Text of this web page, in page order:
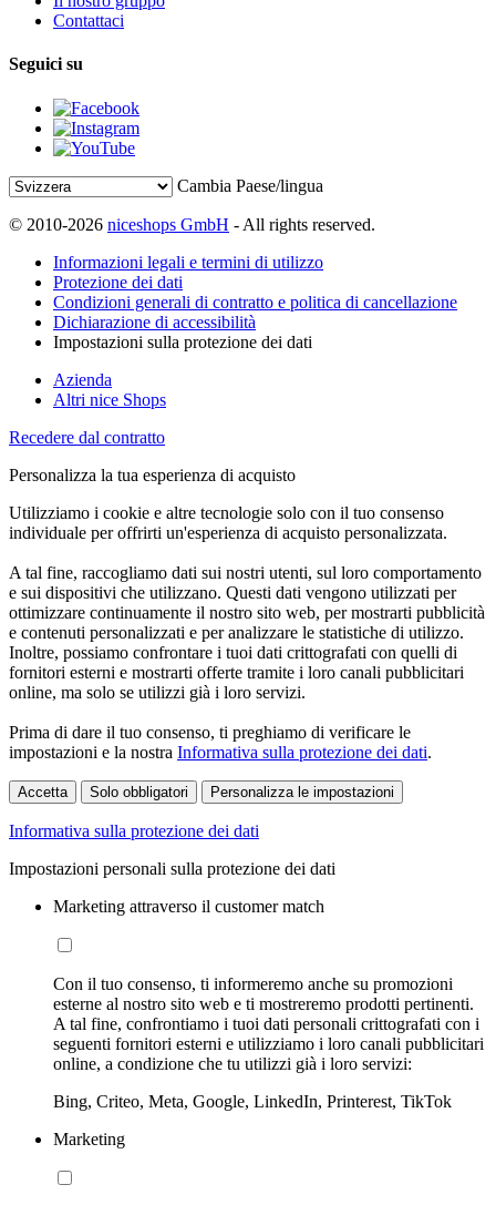
Contattaci
Seguici su
Cambia Paese/lingua
© 2010-2026 niceshops GmbH - All rights reserved.
Informazioni legali e termini di utilizzo
Protezione dei dati
Condizioni generali di contratto e politica di cancellazione
Dichiarazione di accessibilità
Impostazioni sulla protezione dei dati
Azienda
Altri nice Shops
Recedere dal contratto
Personalizza la tua esperienza di acquisto
Utilizziamo i cookie e altre tecnologie solo con il tuo consenso
individuale per offrirti un'esperienza di acquisto personalizzata.
A tal fine, raccogliamo dati sui nostri utenti, sul loro comportamento
e sui dispositivi che utilizzano. Questi dati vengono utilizzati per
ottimizzare continuamente il nostro sito web, per mostrarti pubblicità
e contenuti personalizzati e per analizzare le statistiche di utilizzo.
Inoltre, possiamo confrontare i tuoi dati crittografati con quelli di
fornitori esterni e mostrarti offerte tramite i loro canali pubblicitari
online, ma solo se utilizzi già i loro servizi.
Prima di dare il tuo consenso, ti preghiamo di verificare le
impostazioni e la nostra Informativa sulla protezione dei dati.
Accetta Solo obbligatori Personalizza le impostazioni
Informativa sulla protezione dei dati
Impostazioni personali sulla protezione dei dati
Marketing attraverso il customer match
Con il tuo consenso, ti informeremo anche su promozioni
esterne al nostro sito web e ti mostreremo prodotti pertinenti.
A tal fine, confrontiamo i tuoi dati personali crittografati con i
seguenti fornitori esterni e utilizziamo i loro canali pubblicitari
online, a condizione che tu utilizzi già i loro servizi:
Bing, Criteo, Meta, Google, LinkedIn, Printerest, TikTok
Marketing